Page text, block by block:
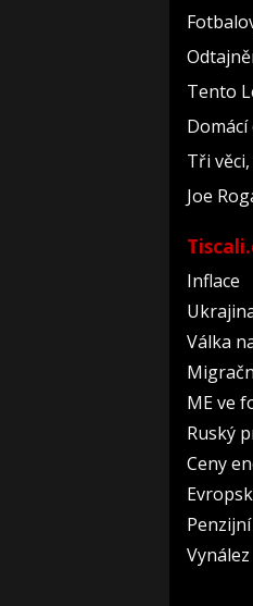
Tento
Tři
Joe
Inflace
Válka
ME ve
Ruský
Ceny
Vynález